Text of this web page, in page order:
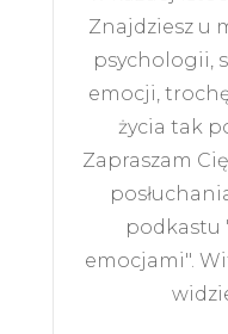
Znajdziesz u
psychologii,
emocji,
życia tak
Zapraszam
podkastu
emocjami".